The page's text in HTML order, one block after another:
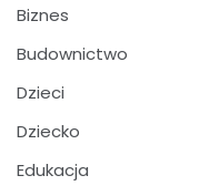
Biznes
Budownictwo
Dzieci
Dziecko
Edukacja